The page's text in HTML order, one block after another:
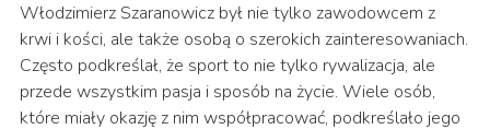
Włodzimierz Szaranowicz był nie tylko zawodowcem z
krwi i kości, ale także osobą o szerokich zainteresowaniach.
Często podkreślał, że sport to nie tylko rywalizacja, ale
przede wszystkim pasja i sposób na życie. Wiele osób,
które miały okazję z nim współpracować, podkreślało jego